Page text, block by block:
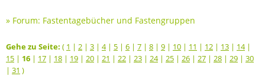
» Forum: Fastentagebücher und Fastengruppen
Gehe zu Seite: ( 1 | 2 | 3 | 4| 5 | 6 | 7 | 8 | 9 | 10 | 11 | 12 | 13 | 14|
15 | 16 | 17 | 18 | 19 | 20 | 21 | 22 | 23 | 24| 25 | 26 | 27 | 28 | 29 | 30
| 31 )